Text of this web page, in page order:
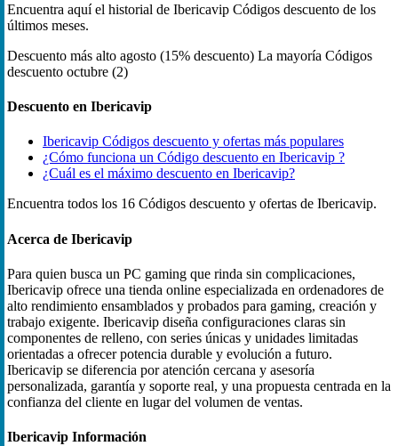
Encuentra aquí el historial de Ibericavip Códigos descuento de los
últimos meses.
Descuento más alto agosto (15% descuento) La mayoría Códigos
descuento octubre (2)
Descuento en Ibericavip
Ibericavip Códigos descuento y ofertas más populares
¿Cómo funciona un Código descuento en Ibericavip ?
¿Cuál es el máximo descuento en Ibericavip?
Encuentra todos los 16 Códigos descuento y ofertas de Ibericavip.
Acerca de Ibericavip
Para quien busca un PC gaming que rinda sin complicaciones,
Ibericavip ofrece una tienda online especializada en ordenadores de
alto rendimiento ensamblados y probados para gaming, creación y
trabajo exigente. Ibericavip diseña configuraciones claras sin
componentes de relleno, con series únicas y unidades limitadas
orientadas a ofrecer potencia durable y evolución a futuro.
Ibericavip se diferencia por atención cercana y asesoría
personalizada, garantía y soporte real, y una propuesta centrada en la
confianza del cliente en lugar del volumen de ventas.
Ibericavip Información